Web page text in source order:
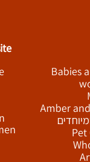
Babies
Amber
Pet